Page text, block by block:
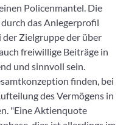
Policenmantel. Die
das Anlegerprofil
Zielgruppe der über
freiwillige Beiträge in
und sinnvoll sein.
finden, bei
des Vermögens in
"Eine Aktienquote